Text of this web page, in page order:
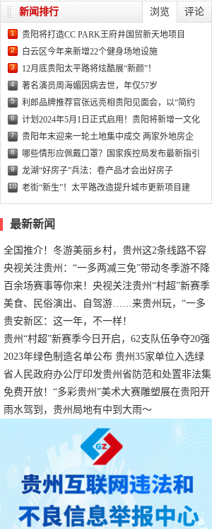
浏览 评论
新闻排行
1 贵阳将打造CC PARK王府井国贸新天地项目
2 白云区今年来新增22个健身场地设施
3 12月底贵阳太平路将炫酷展“新颜”！
4 著名演员周海媚因病去世，年仅57岁
5 利郎品牌推荐官张远亮相贵阳见面会，以“简约
6 计划2024年5月1日正式启用！贵阳将新增一文化
7 贵阳年末迎来一轮土地集中成交 两家外地房企
8 哪些情形应佩戴口罩？国家疾控局发布最新指引
9 龙湖“好房子”兵法：卷产品才会出好房子
10 老街“新生”！太平路改造提升城市更新项目建
最新新闻
全国推介！冬游美丽乡村，贵州这2条线路不容
错过
央视关注贵州：“一多两减三免”带动冬季游不降
温
百余场赛事等你来！央视关注贵州“村超”新赛季
正式“打响”
美食、民俗演出、自驾游……来贵州玩，“一多
两减三免”！
贵安新区：这一年，不一样！
贵州“村超”新赛季今日开启，62支队伍争夺20强
名额
2023年绿色制造名单公布 贵州35家单位入选绿
色工厂
省人民政府办公厅印发贵州省防范和处置非法集
资工作实施细则
免费开放！“多彩贵州”美术大赛雕塑展在贵阳开
展，持续至1月19日
雨水驾到，贵州局地有中到大雨～